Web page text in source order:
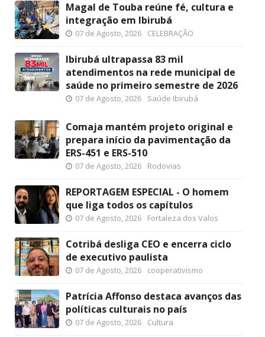
Magal de Touba reúne fé, cultura e
integração em Ibirubá
07 de Agosto, 2026 CELEBRAÇÃO
Ibirubá ultrapassa 83 mil
atendimentos na rede municipal de
saúde no primeiro semestre de 2026
07 de Agosto, 2026 Saúde Ibirubá
Comaja mantém projeto original e
prepara início da pavimentação da
ERS-451 e ERS-510
07 de Agosto, 2026 Rodovias
REPORTAGEM ESPECIAL - O homem
que liga todos os capítulos
07 de Agosto, 2026 Fortaleza dos Valos
Cotribá desliga CEO e encerra ciclo
de executivo paulista
07 de Agosto, 2026 cooperativismo
Patrícia Affonso destaca avanços das
políticas culturais no país
07 de Agosto, 2026 Cultura